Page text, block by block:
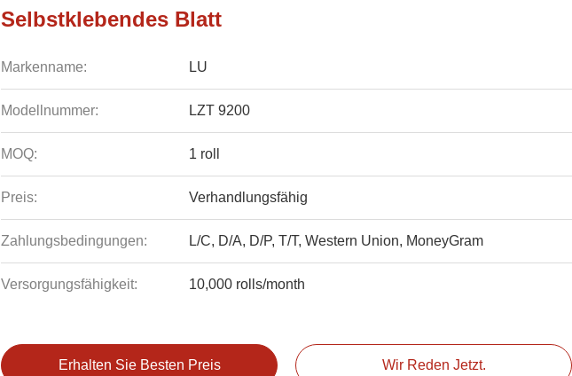
Selbstklebendes Blatt
Markenname: LU
Modellnummer: LZT 9200
MOQ: 1 roll
Preis: Verhandlungsfähig
Zahlungsbedingungen: L/C, D/A, D/P, T/T, Western Union, MoneyGram
Versorgungsfähigkeit: 10,000 rolls/month
Erhalten Sie Besten Preis Wir Reden Jetzt.